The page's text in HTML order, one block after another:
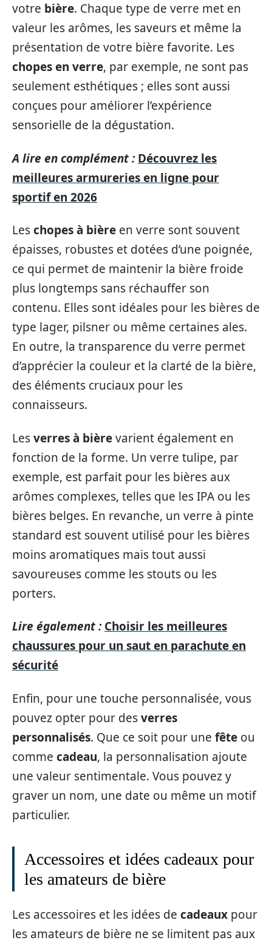
votre bière. Chaque type de verre met en
valeur les arômes, les saveurs et même la
présentation de votre bière favorite. Les
chopes en verre, par exemple, ne sont pas
seulement esthétiques ; elles sont aussi
conçues pour améliorer l’expérience
sensorielle de la dégustation.
A lire en complément : Découvrez les
meilleures armureries en ligne pour
sportif en 2026
Leschopes à bière en verre sont souvent
épaisses, robustes et dotées d’une poignée,
ce qui permet de maintenir la bière froide
plus longtemps sans réchauffer son
contenu. Elles sont idéales pour les bières de
type lager, pilsner ou même certaines ales.
En outre, la transparence du verre permet
d’apprécier la couleur et la clarté de la bière,
des éléments cruciaux pour les
connaisseurs.
Lesverres à bièrevarient également en
fonction de la forme. Un verre tulipe, par
exemple, est parfait pour les bières aux
arômes complexes, telles que les IPA ou les
bières belges. En revanche, un verre à pinte
standard est souvent utilisé pour les bières
moins aromatiques mais tout aussi
savoureuses comme les stouts ou les
porters.
Lire également : Choisir les meilleures
chaussures pour un saut en parachute en
sécurité
Enfin, pour une touche personnalisée, vous
pouvez opter pour desverres
personnalisés. Que ce soit pour une fête ou
comme cadeau, la personnalisation ajoute
une valeur sentimentale. Vous pouvez y
graver un nom, une date ou même un motif
particulier.
Accessoires et idées cadeaux pour
les amateurs de bière
Les accessoires et les idées de cadeaux pour
les amateurs de bière ne se limitent pas aux